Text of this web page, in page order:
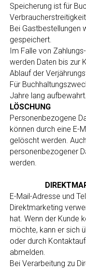
Speicherung ist für
Bei Gastbestellungen
gespeichert.
Im Falle von
werden Daten bis zur
Ablauf der
Für
Jahre lang aufbewahrt.
LÖSCHUNG
Personenbezogene
können durch eine E-
gelöscht werden.
personenbezogener
werden.
E-Mail-Adresse und
Direktmarketing
hat. Wenn der Kunde
möchte, kann er sich
oder durch
abmelden.
Bei Verarbeitung zu